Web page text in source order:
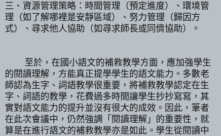
三、資源管理策略：時間管理（預定進度）、環境管
理（如了解哪裡是安靜區域）、努力管理（歸因方
式）、尋求他人協助（如尋求師長或同儕協助）。
至於，在國小語文的補救教學方面，應加強學生
的閱讀理解，方能真正提學學生的語文能力。多數老
師認為生字、詞語教學很重要，將補救教學認定在生
字、詞語的教學，花費過多時間讓學生抄抄寫寫，其
實對語文能力的提升並沒有很大的成效。因此，筆者
在此次會議中，仍然強調「閱讀理解」的重要性，就
算是在進行語文的補救教學亦是如此。學生從閱讀中